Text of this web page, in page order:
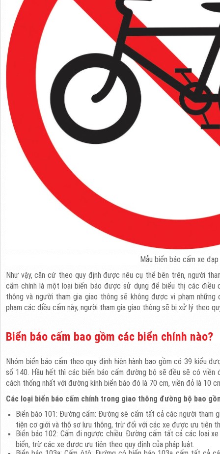
Mẫu biển báo cấm xe đạp
Như vậy, căn cứ theo quy định được nêu cụ thể bên trên,người
cấm chính là một loại biển báo được sử dụng để biểu thị các điều
thông và người tham gia giao thông sẽ không được vi phạm những
phạm các điều cấm này, người tham gia giao thông sẽ bị xử lý theo
Biển báo cấm bao gồm các biển chính nào?
Nhóm biển báo cấm theo quy định hiện hành bao gồm có 39 kiểu
số 140. Hầu hết thì các biển báo cấm đường bộ sẽ đều sẽ có viền
cách thống nhất với đường kính biển báo đó là 70 cm, viền đỏ là 10
Các loại biển báo cấm chính trong giao thông đường bộ bao
Biển báo 101: Đường cấm: Đường sẽ cấm tất cả các người tham
tiện cơ giới và thô sơ lưu thông, trừ đối với các xe được ưu tiên
Biển báo 102: Cấm đi ngược chiều: Đường cấm tất cả các loại
biển, trừ các xe được ưu tiên theo quy định của pháp luật.